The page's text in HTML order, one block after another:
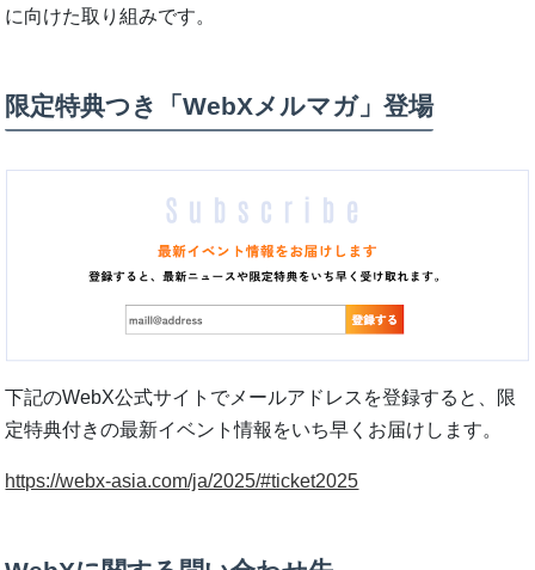
に向けた取り組みです。
限定特典つき「WebXメルマガ」登場
下記のWebX公式サイトでメールアドレスを登録すると、限
定特典付きの最新イベント情報をいち早くお届けします。
https://webx-asia.com/ja/2025/#ticket2025